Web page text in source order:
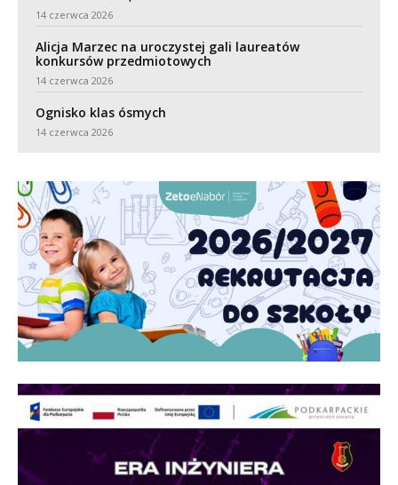
14 czerwca 2026
Alicja Marzec na uroczystej gali laureatów
konkursów przedmiotowych
14 czerwca 2026
Ognisko klas ósmych
14 czerwca 2026